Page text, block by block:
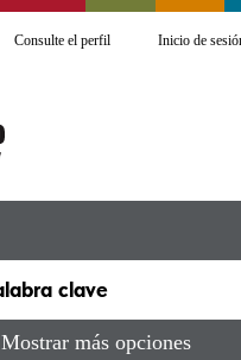
Consulte el perfil Inicio de
Mostrar más opciones